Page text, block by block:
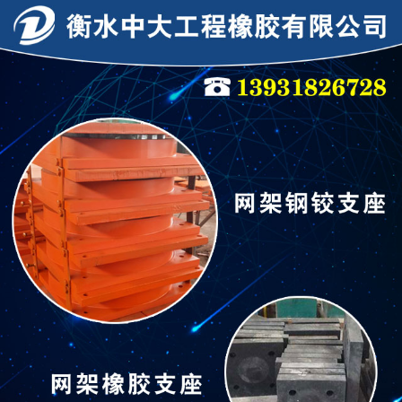
连廊支座 连廊支座